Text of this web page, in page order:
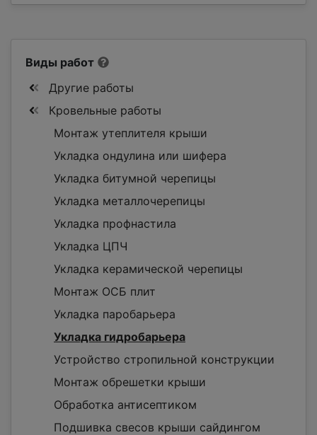
Виды работ
Другие работы
Кровельные работы
Монтаж утеплителя крыши
Укладка ондулина или шифера
Укладка битумной черепицы
Укладка металлочерепицы
Укладка профнастила
Укладка ЦПЧ
Укладка керамической черепицы
Монтаж ОСБ плит
Укладка паробарьера
Укладка гидробарьера
Устройство стропильной конструкции
Монтаж обрешетки крыши
Обработка антисептиком
Подшивка свесов крыши сайдингом